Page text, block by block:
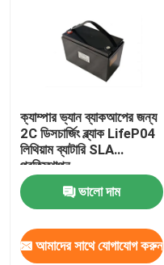
কারখানা ভ্রমণ
মান নিয়ন্ত্রণ
যোগাযোগ করুন
ক্যাম্পার ভ্যান ব্যাকআপের জন্য
2C ডিসচার্জিং ব্ল্যাক LifeP04
লিথিয়াম ব্যাটারি SLA
প্রতিস্থাপন
ভালো দাম
আমাদের সাথে যোগাযোগ করুন